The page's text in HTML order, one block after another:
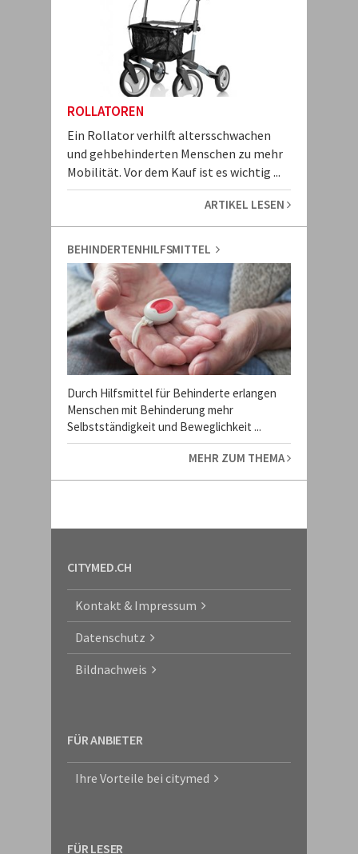
ROLLATOREN
Ein Rollator verhilft altersschwachen
und gehbehinderten Menschen zu mehr
Mobilität. Vor dem Kauf ist es wichtig ...
ARTIKEL LESEN
BEHINDERTENHILFSMITTEL
Durch Hilfsmittel für Behinderte erlangen
Menschen mit Behinderung mehr
Selbstständigkeit und Beweglichkeit ...
MEHR ZUM THEMA
CITYMED.CH
Kontakt & Impressum
Datenschutz
Bildnachweis
FÜR ANBIETER
Ihre Vorteile bei citymed
FÜR LESER